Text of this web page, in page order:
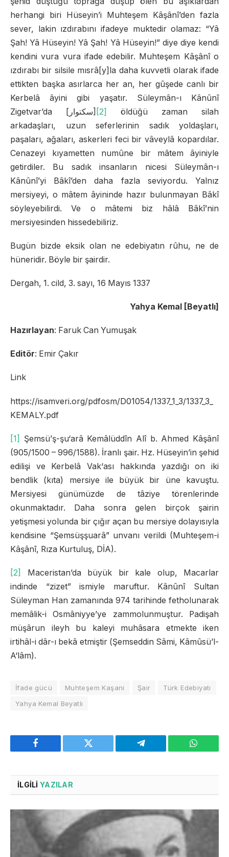
herhangi biri Hüseyin’i Muhteşem Kâşânî’den fazla
sever, lakin ızdırabını ifadeye muktedir olamaz: “Yâ
Şah! Yâ Hüseyin! Yâ Şah! Yâ Hüseyin!” diye diye kendi
kendini vura vura ifade edebilir. Muhteşem Kâşânî o
ızdırabı bir silsile mısrâ[y]la daha kuvvetli olarak ifade
ettikten başka asırlarca her an, her gûşede canlı bir
Kerbelâ âyini gibi yaşatır. Süleymân-ı Kânûnî
Zigetvar’da [سكتوار]
[2]
öldüğü zaman silah
arkadaşları, uzun seferlerinin sadık yoldaşları,
paşaları, ağaları, askerleri feci bir vâveylâ kopardılar.
Cenazeyi kıyametten numûne bir mâtem âyiniyle
getirdiler. Bu sadık insanların nicesi Süleymân-ı
Kânûnî’yi Bâkî’den daha fazla seviyordu. Yalnız
mersiyeyi, o mâtem âyininde hazır bulunmayan Bâkî
söyleyebilirdi. Ve o mâtemi biz hâlâ Bâkî’nin
mersiyesinden hissedebiliriz.
Bugün bizde eksik olan ne edebiyatın rûhu, ne de
hüneridir. Böyle bir şairdir.
Dergah, 1. cild, 3. sayı, 16 Mayıs 1337
Yahya Kemal [Beyatlı]
Hazırlayan: Faruk Can Yumuşak
Editör: Emir Çakır
Link
https://isamveri.org/pdfosm/D01054/1337_1_3/1337_3_
KEMALY.pdf
[1]
Şemsü’ş-şu‘arâ Kemâlüddîn Alî b. Ahmed Kâşânî
(905/1500 – 996/1588). İranlı şair. Hz. Hüseyin’in şehid
edilişi ve Kerbelâ Vak‘ası hakkında yazdığı on iki
bendlik (kıta) mersiye ile büyük bir üne kavuştu.
Mersiyesi günümüzde de tâziye törenlerinde
okunmaktadır. Daha sonra gelen birçok şairin
yetişmesi yolunda bir çığır açan bu mersiye dolayısıyla
kendisine “Şemsüşşuarâ” unvanı verildi (Muhteşem-i
Kâşânî, Rıza Kurtuluş, DİA).
[2]
Maceristan’da büyük bir kale olup, Macarlar
indinde “zizet” ismiyle maruftur. Kânûnî Sultan
Süleyman Han zamanında 974 tarihinde fetholunarak
memâlik-i Osmâniyye’ye zammolunmuştur. Padişah
müşârun ileyh bu kaleyi muhâsara etmekte iken
irtihâl-i dâr-ı bekâ etmiştir (Şemseddin Sâmi, Kâmûsü’l-
A‘lâm).
İfade gücü Muhteşem Kaşani Şair
Türk Edebiyatı
Yahya Kemal Beyatlı
Facebook Twitter Telegram
İLGILI YAZILAR